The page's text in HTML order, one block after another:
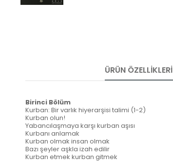
ÜRÜN ÖZELLIKLERI
Birinci Bölüm
Kurban: Bir varlık hiyerarşisi talimi (1-2)
Kurban olun!
Yabancılaşmaya karşı kurban aşısı
Kurbanı anlamak
Kurban olmak insan olmak
Bazı şeyler aşkla izah edilir
Kurban etmek kurban gitmek